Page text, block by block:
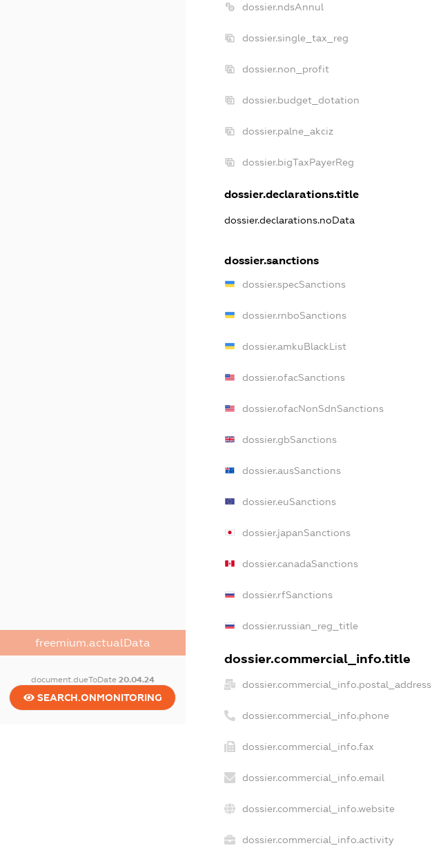
freemium.actualData
document.dueToDate 20.04.24
SEARCH.ONMONITORING
dossier.ndsAnnul
dossier.single_tax_reg
dossier.non_profit
dossier.budget_dotation
dossier.palne_akciz
dossier.bigTaxPayerReg
dossier.declarations.title
dossier.declarations.noData
dossier.sanctions
dossier.specSanctions
dossier.rnboSanctions
dossier.amkuBlackList
dossier.ofacSanctions
dossier.ofacNonSdnSanctions
dossier.gbSanctions
dossier.ausSanctions
dossier.euSanctions
dossier.japanSanctions
dossier.canadaSanctions
dossier.rfSanctions
dossier.russian_reg_title
dossier.commercial_info.title
dossier.commercial_info.postal_address
dossier.commercial_info.phone
dossier.commercial_info.fax
dossier.commercial_info.email
dossier.commercial_info.website
dossier.commercial_info.activity